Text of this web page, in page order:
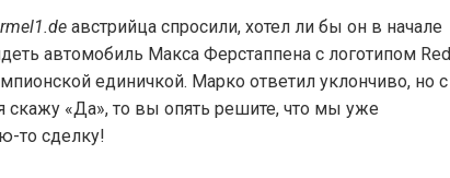
австрийца спросили, хотел ли бы он в начале
автомобиль Макса Ферстаппена с логотипом Red
единичкой. Марко ответил уклончиво, но с
скажу «Да», то вы опять решите, что мы уже
то сделку!